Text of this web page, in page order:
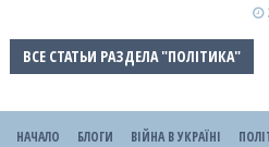
ВСЕ СТАТЬИ РАЗДЕЛА "ПОЛІТИКА"
НАЧАЛО БЛОГИ ВІЙНА В УКРАЇНІ